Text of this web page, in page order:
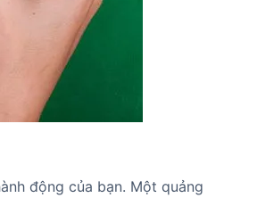
động của bạn. Một quảng